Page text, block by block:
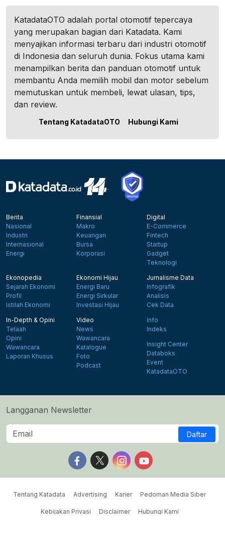
KatadataOTO adalah portal otomotif tepercaya
yang merupakan bagian dari Katadata. Kami
menyajikan informasi terbaru dari industri otomotif
di Indonesia dan seluruh dunia. Fokus utama kami
menampilkan berita dan panduan otomotif untuk
membantu Anda memilih mobil dan motor sebelum
memutuskan untuk membeli, lewat ulasan, tips,
dan review.
Tentang KatadataOTO Hubungi Kami
Berita
Nasional
Industri
Internasional
Energi
Finansial
Makro
Keuangan
Bursa
Korporasi
Digital
E-Commerce
Fintech
Startup
Gadget
Teknologi
Ekonopedia
Sejarah Ekonomi
Profil
Istilah Ekonomi
Ekonomi Hijau
Energi Baru
Energi Sirkular
Investasi Hijau
Jurnalisme Data
Infografik
Analisis
Cek Data
In-Depth & Opini
Telaah
Opini
Wawancara
Laporan Khusus
Video
News
Wawancara
Katalogue
Foto
Podcast
Info
Indeks
Insight Center
Databoks
Event
KatadataOTO
Langganan Newsletter
Daftar
Follow us on Facebook
Follow us on X
Follow us on Instagram
Follow us on
Tentang Katadata Advertising Karier Pedoman Media Siber
Kebijakan Privasi Disclaimer Hubungi Kami